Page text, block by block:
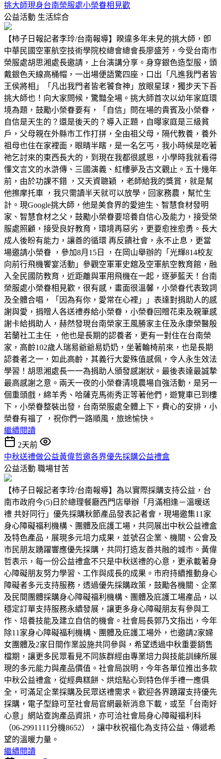
挑大師現身台南榮服處小榮眷相見歡
公益活動 生活綜合
【柿子日報記者李玲/台南報導】睽違多年未見的挑大師，卽
中華民國空軍航空技術學院校總會總會長廖盛芳，今受台南市
榮服處胡思湘處長邀請，上台演講分享。身穿銀色造型服，頭
戴銀色天線高桶帽，一出場便語驚四座，口出「凡進我門者皆
王侯將相」「凡出我門者皆老饕食神」放眼星球，獨步天下吾
挑大師也！向大家問候，驚豔全場。挑大師首次以幼年家庭環
境為題，鼓勵小榮眷要有，「自信」問在場的貴賓及小榮眷，
自信是天生的？還是後天的？導入正題，自曝家庭是三級貧
戶，父母親在外縣市工作打拼，全由祖父母，隔代教養，養外
祖母也住在家裡面，眼睛半瞎，是一名乞丐，我小時候是吃著
祂乞討來的東西長大的，到現在我都很感恩，小學時我就看得
懂文言文的水滸傳、三國演義、紅樓夢及古文觀止。五十幾年
前，由於功課不錯 ，又天資聰穎 ，老師給我的獎賞，就是幫
他擦摩托車 ，我只需讀半天就可以放學，回家務農，幫忙生
計。現Google挑大師，他是美食界的愛迪生、智慧食材發明
家、智慧食材之父，鼓勵小榮眷要培養自信心及能力，接受榮
服處照顧，接受良好教育，環境再惡劣，更要愈挫愈勇。長大
成人後盼有能力，讓善的循環 再反饋社會，永不止息，更當
場邀請小榮眷 ，參加8月15日 ，在岡山舉辦的「光輝814校友
向前行飛機饗宴活動」參觀空軍軍史舘及空軍航空教育館，融
入全民國防教育，近距離與軍用飛機在一起，逐夢藍天！台南
榮服處小榮眷相見歡，很有感，畫面很溫馨，小榮眷代表致詞
及全體合唱，「因為有你，愛常在心裡」」表達對捐助人的感
謝與愛，捐贈人各送禮券給小榮眷，小榮眷回贈花束及親筆感
謝卡給捐助人，赫然發現台南榮家王風勝家主任及永康榮醫殷
若蘭社工主任 ，他也是長期的認養者，更有一對住在台南榮
家，高齡102歲人瑞易爺爺易奶奶，坐著輪椅前來，也是長期
認養者之一，如此高齡，其義行大愛殊值感佩，令人永生效法
學習！胡思湘處長一一為捐助人頒發感謝狀。最後表達最誠摯
最高感謝之意。兩天一夜的小榮眷清境農場自強活動，是另一
個重頭戲，綿羊秀、哈薩克馬術秀正等著他們，遊覽車已到樓
下，小榮眷整裝出發，台南榮服處全體上下，費心的安排，小
榮眷有福了 ，祝你們一路順風，旅途愉快。
繼續閱讀
2天前
中秋送禮做公益黃偉哲邀各界優先採購公益禮盒
公益活動 職場甘苦
【柿子日報記者李玲/台南報導】為以實際採購支持公益，台
南市政府今(5)日於總理餐廳西門店舉辦「月滿相逢－溫暖送
禮 共好同行」優先採購秋節產品發表記者會，現場邀集11家
身心障礙福利機構、團體及庇護工場，共同展出中秋公益禮盒
及特色產品，展現多元培力成果，並號召企業、機關、公會及
市民朋友踴躍響應優先採購，共同打造友善共融的城市。黃偉
哲表示，每一份公益禮盒不只是中秋送禮的心意，更承載著身
心障礙朋友努力學習、工作與成長的成果。市府持續推動身心
障礙者多元支持服務，透過優先採購政策，鼓勵各機關、企業
及民間團體採購身心障礙福利機構、團體及庇護工場產品，以
穩定訂單支持服務永續發展，讓更多身心障礙朋友有參與工
作、培養技能及建立自信的機會。社會局長郭乃文指出，今年
除11家身心障礙福利機構、團體及庇護工場外，也邀請2家婦
女團體及2家日間作業設施共同參與，希望透過中秋重要銷售
檔期，讓更多民眾看見不同族群經由專業培力與技能訓練所展
現的多元能力與產品價值。社會局說明，今年各單位推出多款
中秋公益禮盒，從經典糕餅、烘焙點心到特色伴手禮一應俱
全，可滿足企業採購及民眾送禮需求。歡迎各界踴躍支持優先
採購，電子型錄可至社會局官網最新消息下載，或至「台南好
心意」網站查詢產品資訊，亦可洽社會局身心障礙福利科
（06-2991111分機8652），讓中秋祝福化為支持公益、傳遞希
望的溫暖力量。
繼續閱讀